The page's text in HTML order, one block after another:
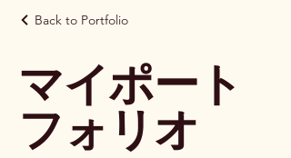
Back to Portfolio
マイポート
フォリオ